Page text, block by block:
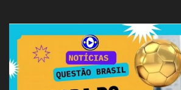
Inglaterra durante o jogo.